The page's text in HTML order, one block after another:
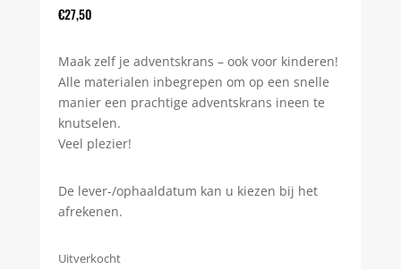
€27,50
Maak zelf je adventskrans – ook voor kinderen!
Alle materialen inbegrepen om op een snelle
manier een prachtige adventskrans ineen te
knutselen.
Veel plezier!
De lever-/ophaaldatum kan u kiezen bij het
afrekenen.
Uitverkocht